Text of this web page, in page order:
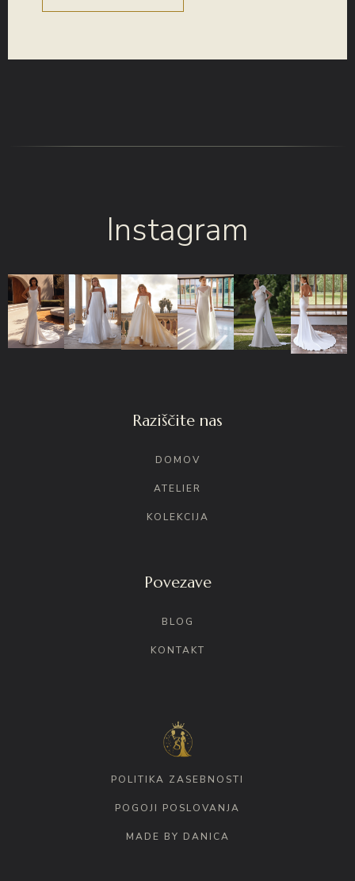
Instagram
Raziščite nas
DOMOV
ATELIER
KOLEKCIJA
Povezave
BLOG
KONTAKT
POLITIKA ZASEBNOSTI
POGOJI POSLOVANJA
MADE BY DANICA